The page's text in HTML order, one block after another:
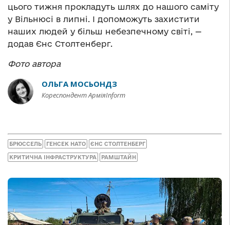
цього тижня прокладуть шлях до нашого саміту
у Вільнюсі в липні. І допоможуть захистити
наших людей у більш небезпечному світі, —
додав Єнс Столтенберг.
Фото автора
ОЛЬГА МОСЬОНДЗ
Кореспондент АрміяInform
БРЮССЕЛЬ ГЕНСЕК НАТО ЄНС СТОЛТЕНБЕРГ
КРИТИЧНА ІНФРАСТРУКТУРА РАМШТАЙН